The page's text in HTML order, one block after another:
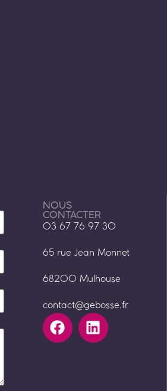
NOUS
CONTACTER
03 67 76 97 30
65 rue Jean Monnet
68200 Mulhouse
contact@gebosse.fr